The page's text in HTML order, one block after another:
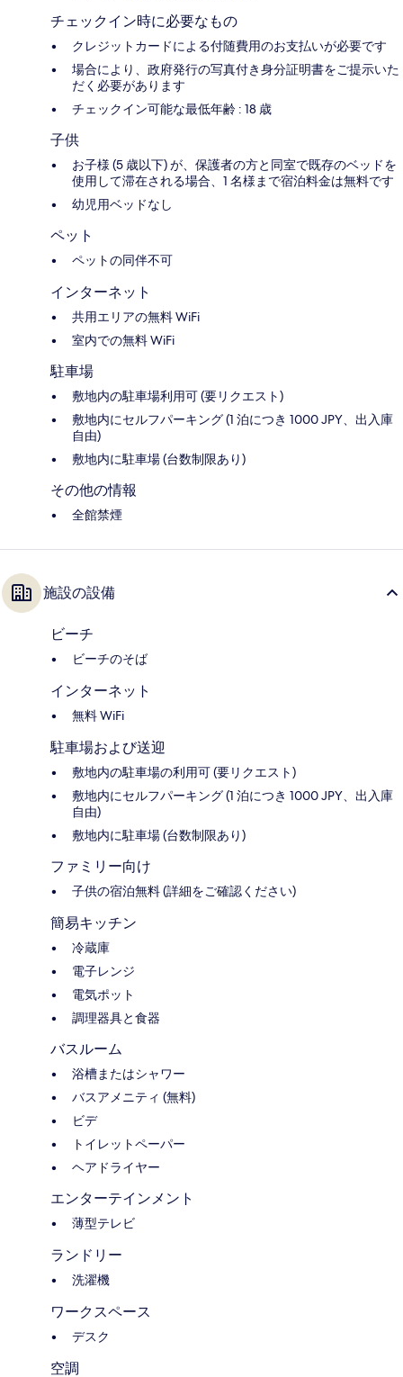
チェックイン時に必要なもの
クレジットカードによる付随費用のお支払いが必要です
場合により、政府発行の写真付き身分証明書をご提示いた
だく必要があります
チェックイン可能な最低年齢 : 18 歳
子供
お子様 (5 歳以下) が、保護者の方と同室で既存のベッドを
使用して滞在される場合、1 名様まで宿泊料金は無料です
幼児用ベッドなし
ペット
ペットの同伴不可
インターネット
共用エリアの無料 WiFi
室内での無料 WiFi
駐車場
敷地内の駐車場利用可 (要リクエスト)
敷地内にセルフパーキング (1 泊につき 1000 JPY、出入庫
自由)
敷地内に駐車場 (台数制限あり)
その他の情報
全館禁煙
施設の設備
ビーチ
ビーチのそば
インターネット
無料 WiFi
駐車場および送迎
敷地内の駐車場の利用可 (要リクエスト)
敷地内にセルフパーキング (1 泊につき 1000 JPY、出入庫
自由)
敷地内に駐車場 (台数制限あり)
ファミリー向け
子供の宿泊無料 (詳細をご確認ください)
簡易キッチン
冷蔵庫
電子レンジ
電気ポット
調理器具と食器
バスルーム
浴槽またはシャワー
バスアメニティ (無料)
ビデ
トイレットペーパー
ヘアドライヤー
エンターテインメント
薄型テレビ
ランドリー
洗濯機
ワークスペース
デスク
空調